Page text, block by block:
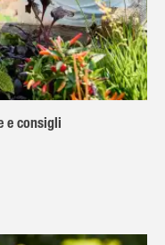
e consigli